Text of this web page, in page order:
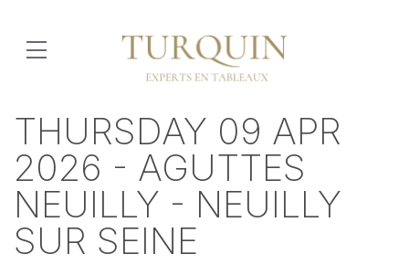
THURSDAY 09 APR
2026 - AGUTTES
NEUILLY - NEUILLY
SUR SEINE